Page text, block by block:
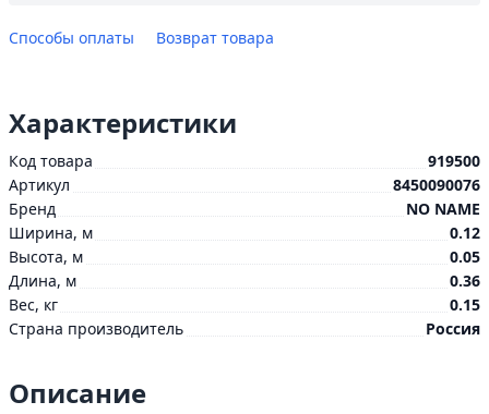
Способы оплаты Возврат товара
Характеристики
Код товара
919500
Артикул
8450090076
Бренд
NO NAME
Ширина, м
0.12
Высота, м
0.05
Длина, м
0.36
Вес, кг
0.15
Страна производитель
Россия
Описание